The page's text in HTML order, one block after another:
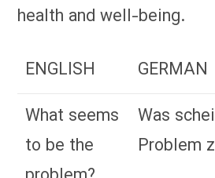
health and well-being.
ENGLISH GERMAN
What seems
to be the
Was
Problem